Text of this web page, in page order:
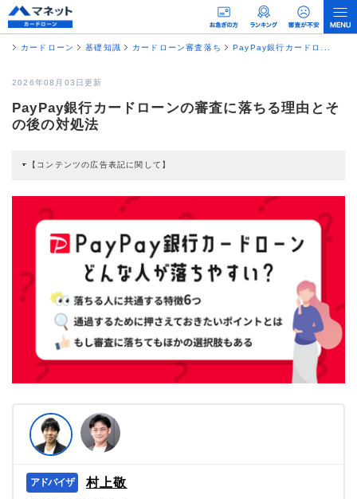
カードローン 基礎知識 カードローン審査落ち PayPay銀行カードロ...
2026年08月03日更新
PayPay銀行カードローンの審査に落ちる理由とそ
の後の対処法
【コンテンツの広告表記に関して】
すると弊社に対して企業から紹介報酬が支払われるという収益モデルです。 た
だし、特定の商品を根拠なくPRするものではなく、当編集部の調査／ユーザー
への口コミ収集などに基づき、公平性を担保した情報提供を行っています。
>提携企業一覧
村上敬